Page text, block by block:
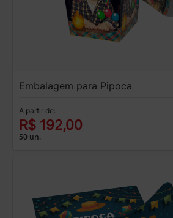
Embalagem para Pipoca
A partir de:
R$ 192,00
50 un.